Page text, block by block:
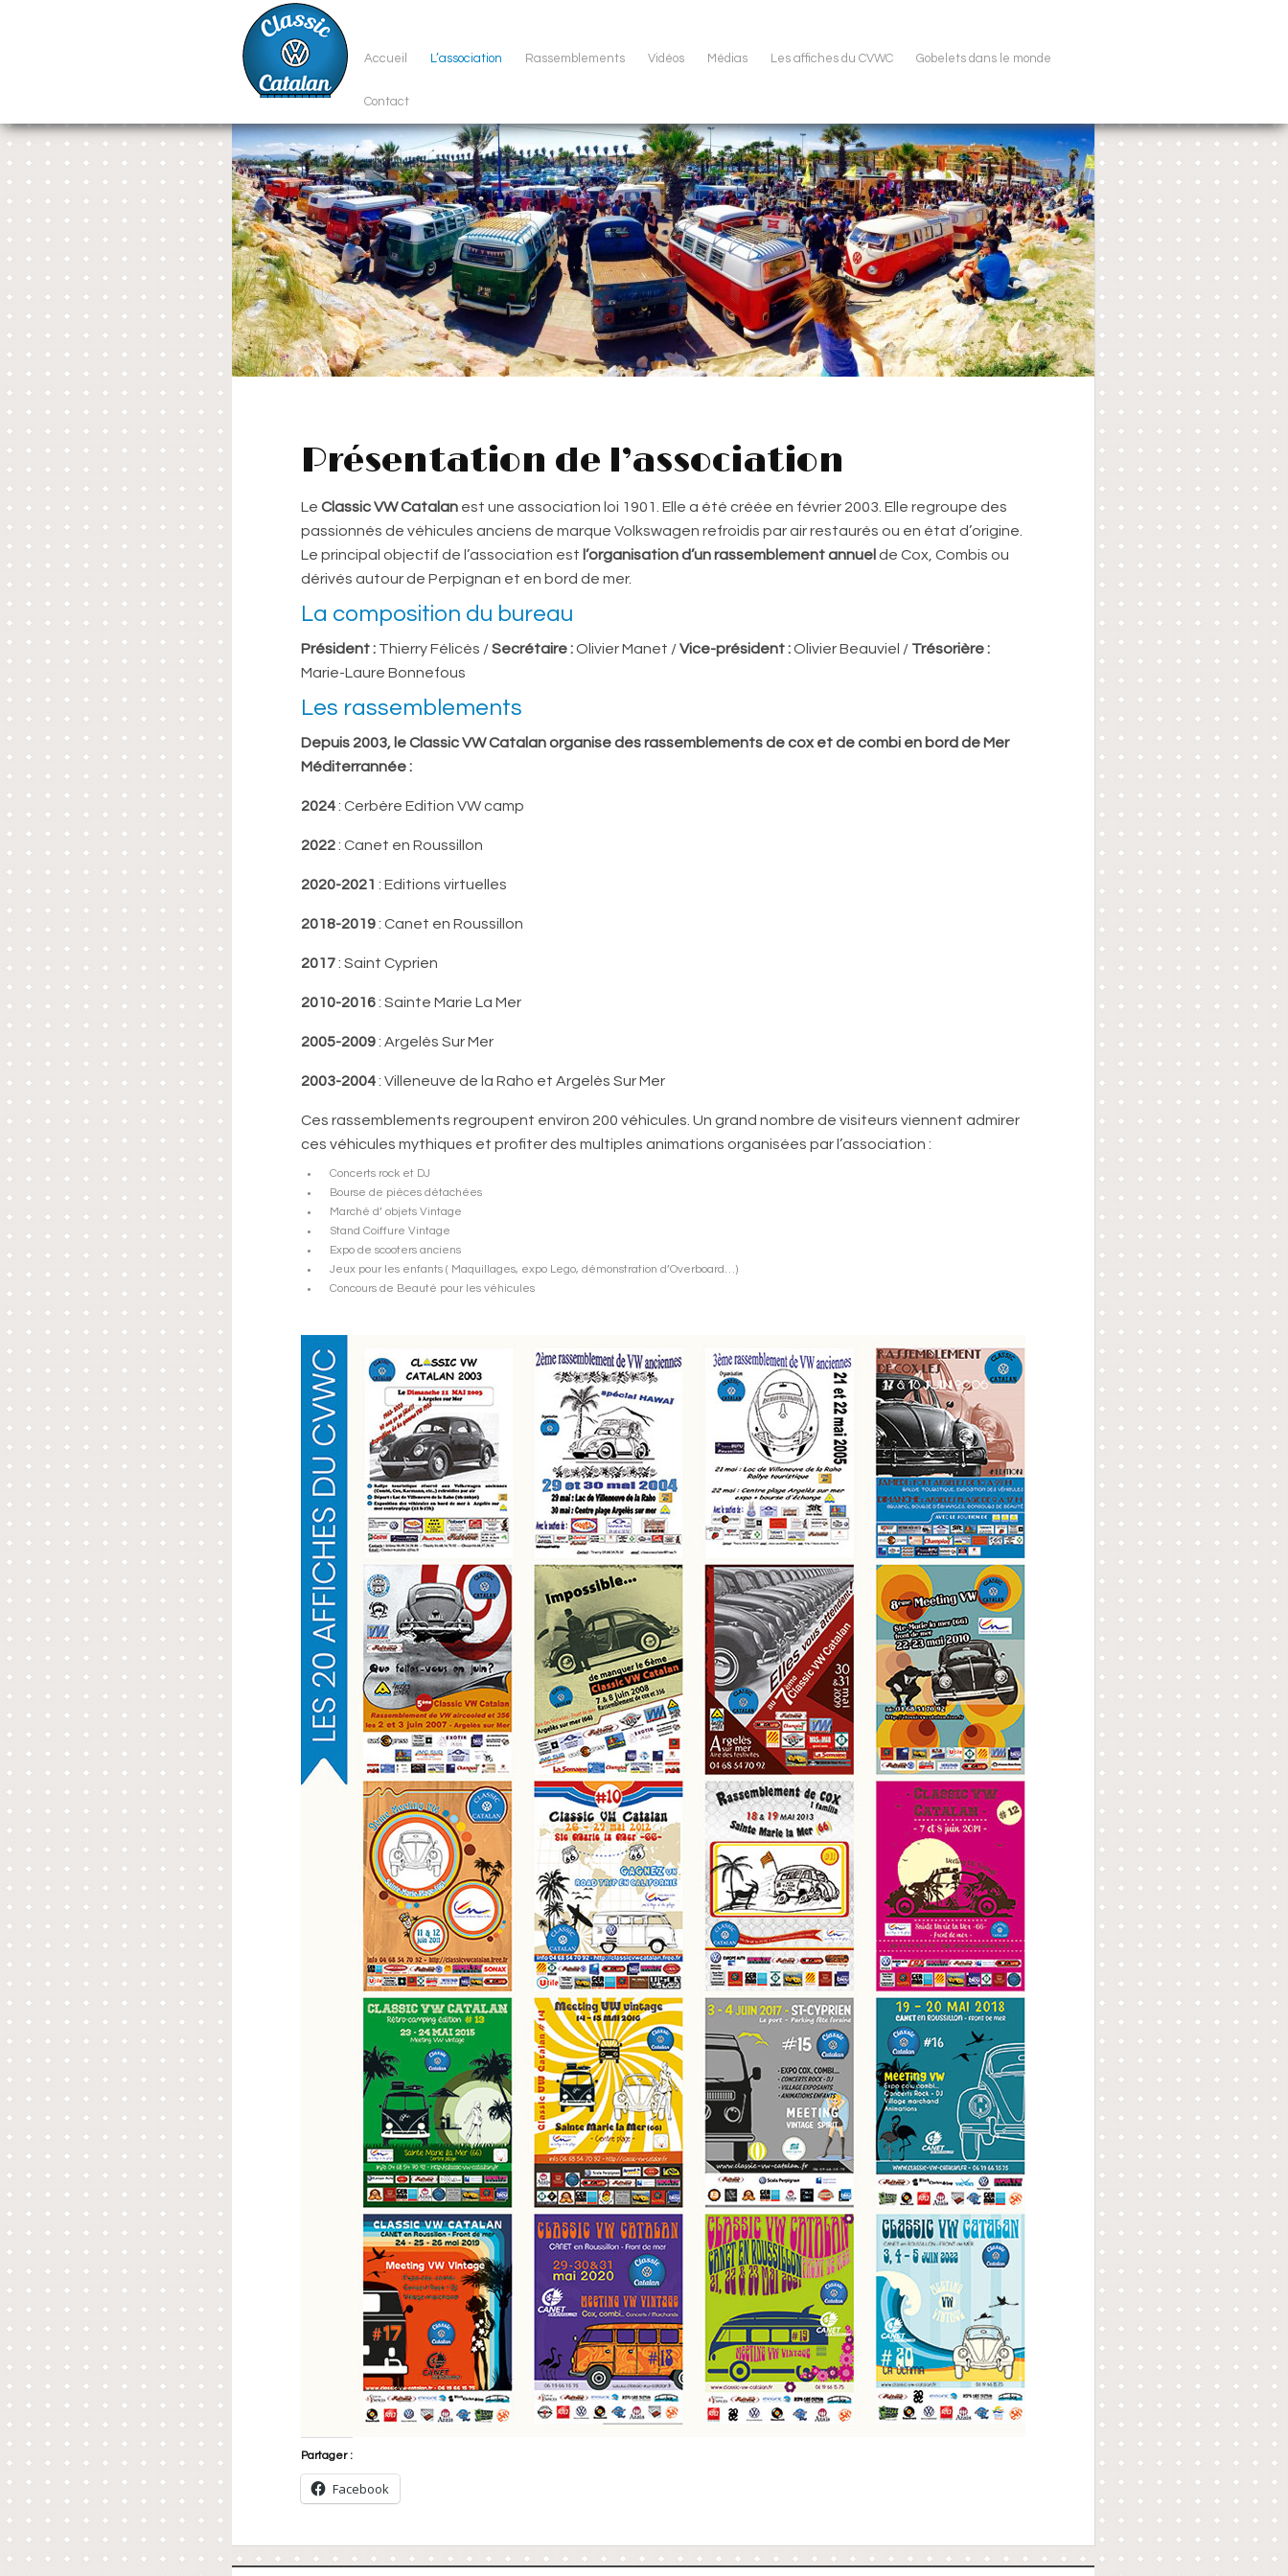
Accueil L’association Rassemblements Vidéos Médias Les affiches du CVWC Gobelets dans le monde
Contact
Présentation de l’association
LeClassic VW Catalan est une association loi 1901. Elle a été créée en février 2003. Elle regroupe des
passionnés de véhicules anciens de marque Volkswagen refroidis par air restaurés ou en état d’origine.
Le principal objectif de l’association est l’organisation d’un rassemblement annuel de Cox, Combis ou
dérivés autour de Perpignan et en bord de mer.
La composition du bureau
Président : Thierry Félicès /Secrétaire :Olivier Manet /Vice-président :Olivier Beauviel / Trésorière :
Marie-Laure Bonnefous
Les rassemblements
Depuis 2003, le Classic VW Catalan organise des rassemblements de cox et de combi en bord de Mer
Méditerrannée :
2024: Cerbère Edition VW camp
2022: Canet en Roussillon
2020-2021 : Editions virtuelles
2018-2019: Canet en Roussillon
2017: Saint Cyprien
2010-2016: Sainte Marie La Mer
2005-2009: Argelès Sur Mer
2003-2004: Villeneuve de la Raho et Argelès Sur Mer
Ces rassemblements regroupent environ 200 véhicules. Un grand nombre de visiteurs viennent admirer
ces véhicules mythiques et profiter des multiples animations organisées par l’association :
Concerts rock et DJ
Bourse de pièces détachées
Marché d’ objets Vintage
Stand Coiffure Vintage
Expo de scooters anciens
Jeux pour les enfants ( Maquillages, expo Lego, démonstration d’Overboard…)
Concours de Beauté pour les véhicules
Partager :
Facebook